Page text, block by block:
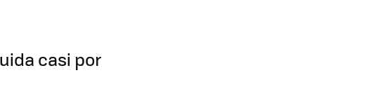
casi por